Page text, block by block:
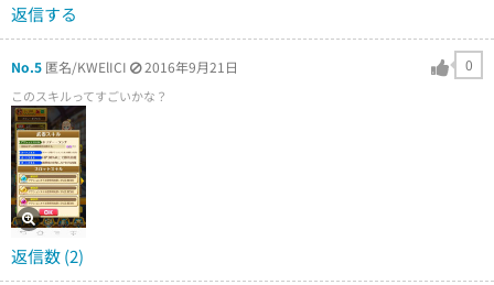
返信する
No.5 匿名/KWElICI 2016年9月21日 0
このスキルってすごいかな？
返信数 (2)